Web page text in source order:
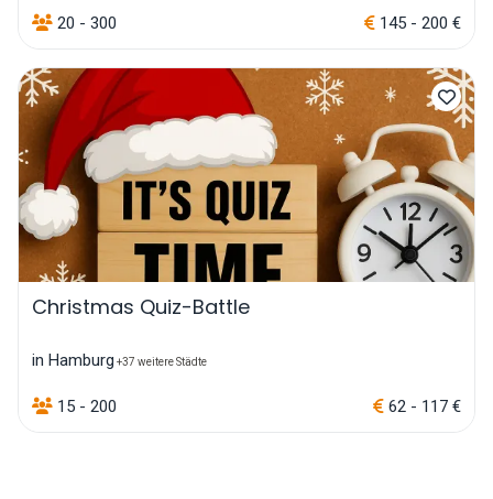
20 - 300 145 - 200 €
Christmas Quiz-Battle
in Hamburg +37 weitere Städte
15 - 200 62 - 117 €